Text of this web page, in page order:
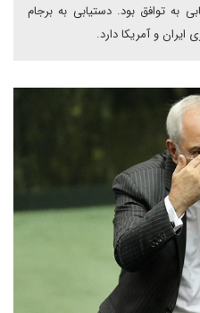
به توافق بود. دستیابی به برجام
ایران و آمریکا دارد.